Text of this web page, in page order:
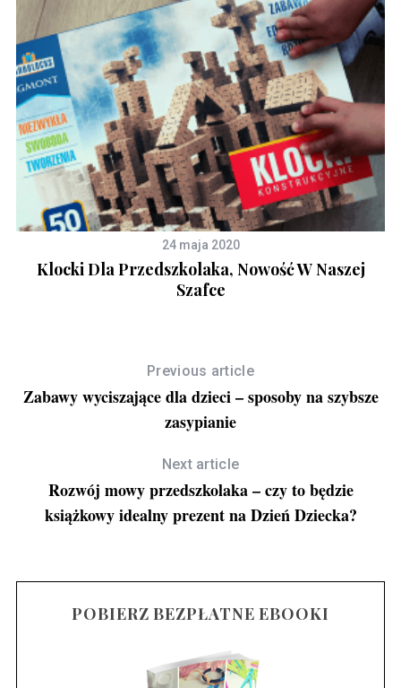
24 maja 2020
Klocki Dla Przedszkolaka, Nowość W Naszej
Szafce
Previous article
Zabawy wyciszające dla dzieci – sposoby na szybsze
zasypianie
Next article
Rozwój mowy przedszkolaka – czy to będzie
książkowy idealny prezent na Dzień Dziecka?
POBIERZ BEZPŁATNE EBOOKI